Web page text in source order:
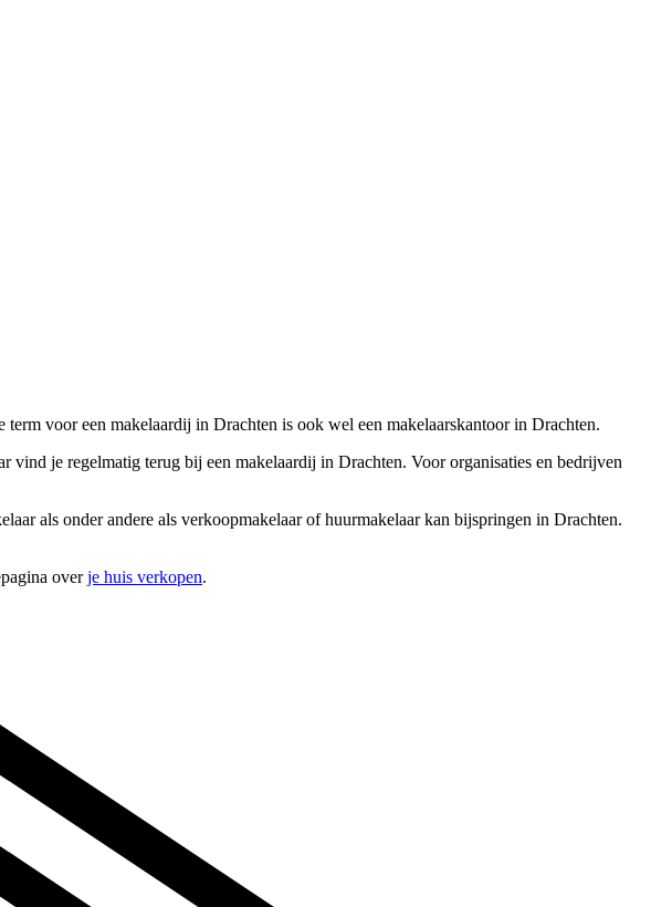
voor een makelaardij in Drachten is ook wel een makelaarskantoor in Drachten.
je regelmatig terug bij een makelaardij in Drachten. Voor organisaties en bedrijven
als onder andere als verkoopmakelaar of huurmakelaar kan bijspringen in Drachten.
overje huis verkopen.